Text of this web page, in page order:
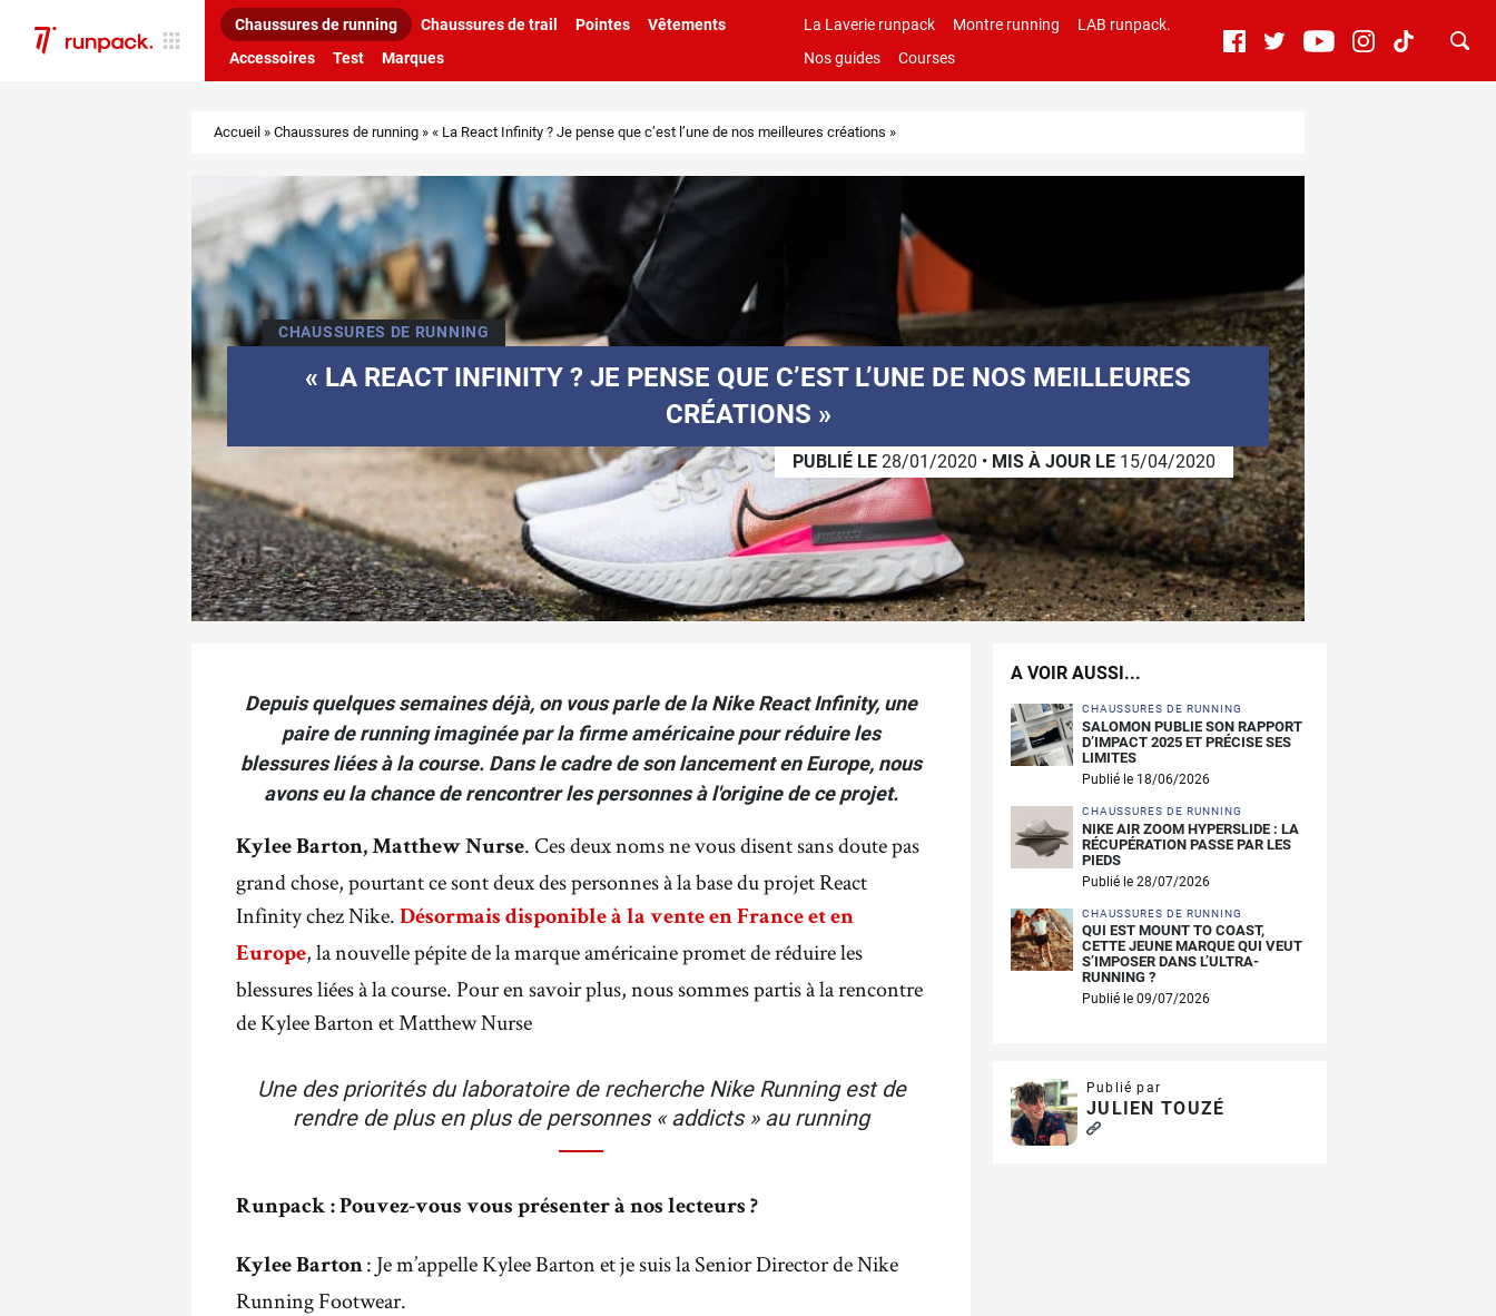
Chaussures de running Chaussures de trail Pointes
Vêtements
Accessoires
Test Marques
La Laverie runpack Montre running
LAB runpack.
Nos guides
Courses
Accueil » Chaussures de running » « La React Infinity ? Je pense que c’est l’une de nos meilleures créations »
CHAUSSURES DE RUNNING
« LA REACT INFINITY ? JE PENSE QUE C’EST L’UNE DE NOS MEILLEURES
CRÉATIONS »
PUBLIÉ LE 28/01/2020 • MIS À JOUR LE 15/04/2020
Depuis quelques semaines déjà, on vous parle de la Nike React Infinity, une
paire de running imaginée par la firme américaine pour réduire les
blessures liées à la course. Dans le cadre de son lancement en Europe, nous
avons eu la chance de rencontrer les personnes à l'origine de ce projet.
Kylee Barton, Matthew Nurse. Ces deux noms ne vous disent sans doute pas
grand chose, pourtant ce sont deux des personnes à la base du projet React
Infinity chez Nike. Désormais disponible à la vente en France et en
Europe, la nouvelle pépite de la marque américaine promet de réduire les
blessures liées à la course. Pour en savoir plus, nous sommes partis à la rencontre
de Kylee Barton et Matthew Nurse
Une des priorités du laboratoire de recherche Nike Running est de
rendre de plus en plus de personnes « addicts » au running
Runpack : Pouvez-vous vous présenter à nos lecteurs ?
Kylee Barton : Je m’appelle Kylee Barton et je suis la Senior Director de Nike
Running Footwear.
A VOIR AUSSI...
CHAUSSURES DE RUNNING
SALOMON PUBLIE SON RAPPORT
D’IMPACT 2025 ET PRÉCISE SES
LIMITES
Publié le 18/06/2026
CHAUSSURES DE RUNNING
NIKE AIR ZOOM HYPERSLIDE : LA
RÉCUPÉRATION PASSE PAR LES
PIEDS
Publié le 28/07/2026
CHAUSSURES DE RUNNING
QUI EST MOUNT TO COAST,
CETTE JEUNE MARQUE QUI VEUT
S’IMPOSER DANS L’ULTRA-
RUNNING ?
Publié le 09/07/2026
Publié par
JULIEN TOUZÉ